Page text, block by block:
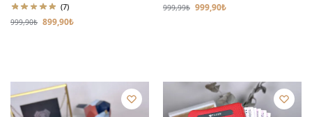
(7)
999,90₺ 899,90₺
999,99₺ 999,90₺